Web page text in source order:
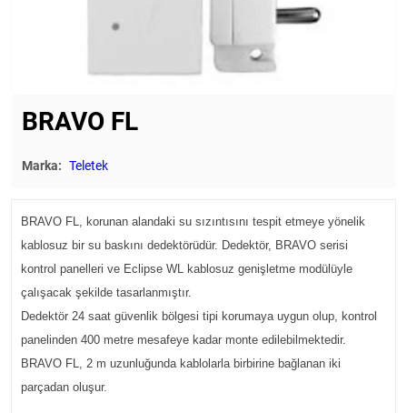
BRAVO FL
Marka: Teletek
BRAVO FL, korunan alandaki su sızıntısını tespit etmeye yönelik
kablosuz bir su baskını dedektörüdür. Dedektör, BRAVO serisi
kontrol panelleri ve Eclipse WL kablosuz genişletme modülüyle
çalışacak şekilde tasarlanmıştır.
Dedektör 24 saat güvenlik bölgesi tipi korumaya uygun olup, kontrol
panelinden 400 metre mesafeye kadar monte edilebilmektedir.
BRAVO FL, 2 m uzunluğunda kablolarla birbirine bağlanan iki
parçadan oluşur.